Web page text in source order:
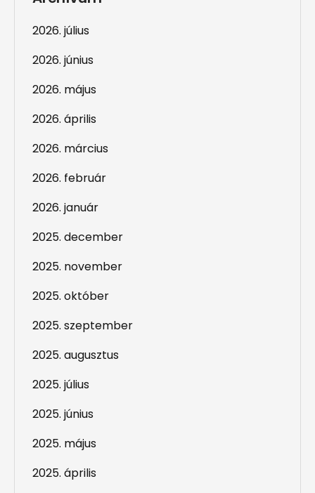
2026. július
2026. június
2026. május
2026. április
2026. március
2026. február
2026. január
2025. december
2025. november
2025. október
2025. szeptember
2025. augusztus
2025. július
2025. június
2025. május
2025. április